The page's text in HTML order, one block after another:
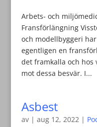
Arbets- och
Fransförlängning
och modellbyggeri
egentligen en
det framkalla och hos
mot dessa besvär. I...
Asbest
av | aug 12, 2022|